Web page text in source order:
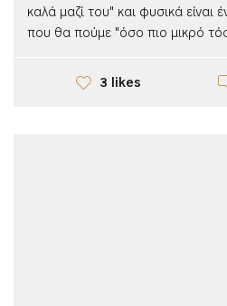
καλά μαζί του" και φυσικά
που θα πούμε "όσο πιο μικρό
3 likes